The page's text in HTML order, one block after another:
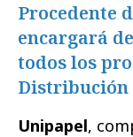
Procedente
encargará
todos los
Distribución
Unipapel,